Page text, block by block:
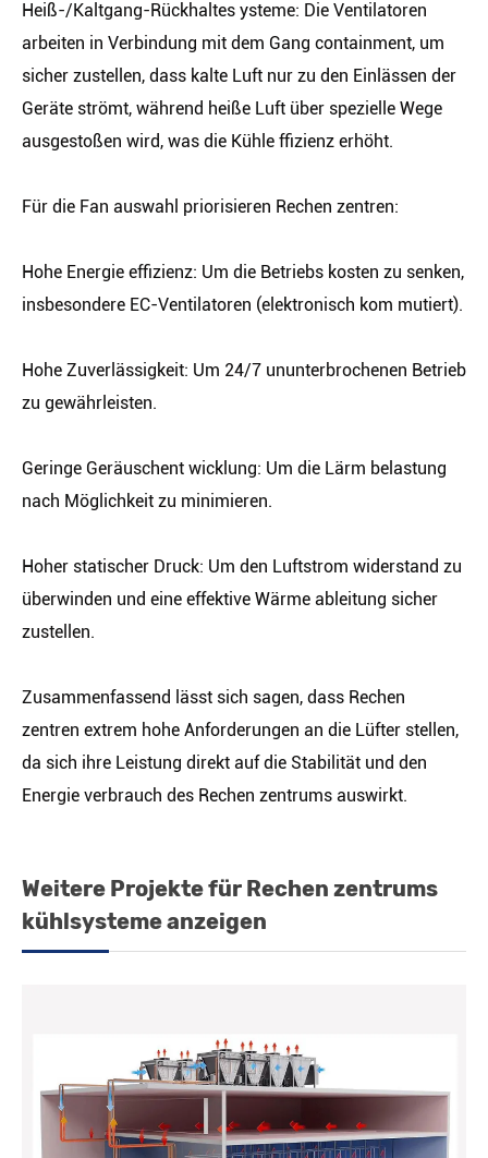
Heiß-/Kaltgang-Rückhaltes ysteme: Die Ventilatoren
arbeiten in Verbindung mit dem Gang containment, um
sicher zustellen, dass kalte Luft nur zu den Einlässen der
Geräte strömt, während heiße Luft über spezielle Wege
ausgestoßen wird, was die Kühle ffizienz erhöht.
Für die Fan auswahl priorisieren Rechen zentren:
Hohe Energie effizienz: Um die Betriebs kosten zu senken,
insbesondere EC-Ventilatoren (elektronisch kom mutiert).
Hohe Zuverlässigkeit: Um 24/7 ununterbrochenen Betrieb
zu gewährleisten.
Geringe Geräuschent wicklung: Um die Lärm belastung
nach Möglichkeit zu minimieren.
Hoher statischer Druck: Um den Luftstrom widerstand zu
überwinden und eine effektive Wärme ableitung sicher
zustellen.
Zusammenfassend lässt sich sagen, dass Rechen
zentren extrem hohe Anforderungen an die Lüfter stellen,
da sich ihre Leistung direkt auf die Stabilität und den
Energie verbrauch des Rechen zentrums auswirkt.
Weitere Projekte für Rechen zentrums
kühlsysteme anzeigen